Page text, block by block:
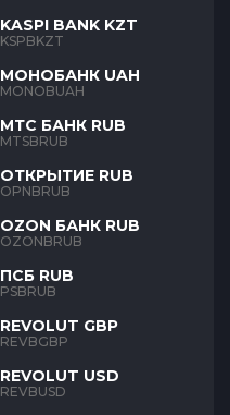
KASPI BANK KZT
KSPBKZT
МОНОБАНК UAH
MONOBUAH
МТС БАНК RUB
MTSBRUB
ОТКРЫТИЕ RUB
OPNBRUB
OZON БАНК RUB
OZONBRUB
ПСБ RUB
PSBRUB
REVOLUT GBP
REVBGBP
REVOLUT USD
REVBUSD